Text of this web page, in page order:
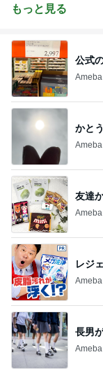
もっと見る
公式
かと
友達
レジ
長男